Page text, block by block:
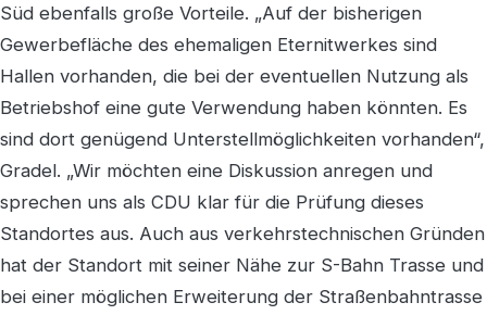
Süd ebenfalls große Vorteile. „Auf der bisherigen
Gewerbefläche des ehemaligen Eternitwerkes sind
Hallen vorhanden, die bei der eventuellen Nutzung als
Betriebshof eine gute Verwendung haben könnten. Es
sind dort genügend Unterstellmöglichkeiten vorhanden“,
Gradel. „Wir möchten eine Diskussion anregen und
sprechen uns als CDU klar für die Prüfung dieses
Standortes aus. Auch aus verkehrstechnischen Gründen
hat der Standort mit seiner Nähe zur S-Bahn Trasse und
bei einer möglichen Erweiterung der Straßenbahntrasse